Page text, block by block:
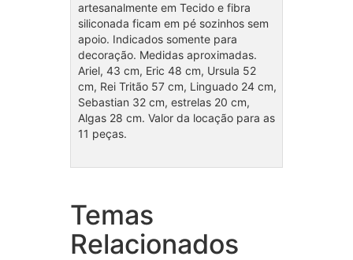
artesanalmente em Tecido e fibra
siliconada ficam em pé sozinhos sem
apoio. Indicados somente para
decoração. Medidas aproximadas.
Ariel, 43 cm, Eric 48 cm, Ursula 52
cm, Rei Tritão 57 cm, Linguado 24 cm,
Sebastian 32 cm, estrelas 20 cm,
Algas 28 cm. Valor da locação para as
11 peças.
Temas
Relacionados
Coleção Frozen